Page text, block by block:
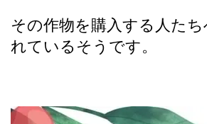
その作物を購入する人た
れているそうです。